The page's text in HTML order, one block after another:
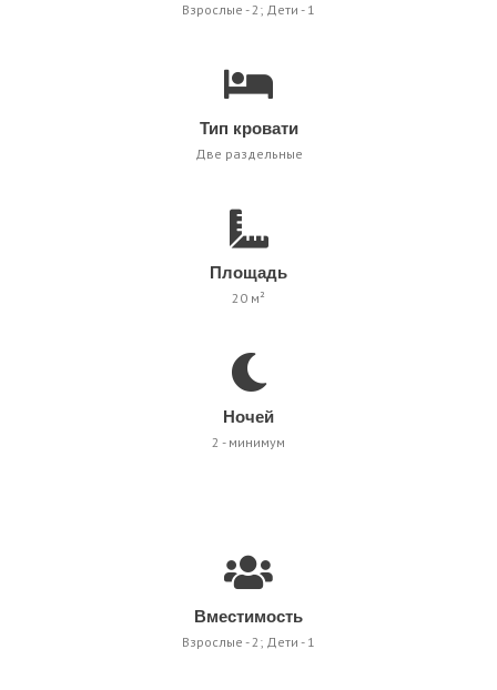
Взрослые - 2; Дети - 1
Тип кровати
Две раздельные
Площадь
20 м²
Ночей
2 - минимум
Вместимость
Взрослые - 2; Дети - 1